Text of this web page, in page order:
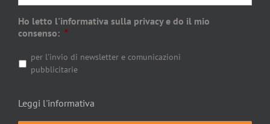
Ho letto l'informativa sulla privacy e do il mio
consenso: *
per l'invio di newsletter e comunicazioni
pubblicitarie
Leggi l'informativa